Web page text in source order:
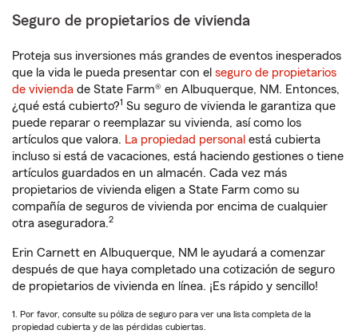
Seguro de propietarios de vivienda
Proteja sus inversiones más grandes de eventos inesperados
que la vida le pueda presentar con el seguro de propietarios
de vivienda de State Farm® en Albuquerque, NM. Entonces,
¿qué está cubierto?1 Su seguro de vivienda le garantiza que
puede reparar o reemplazar su vivienda, así como los
artículos que valora. La propiedad personal está cubierta
incluso si está de vacaciones, está haciendo gestiones o tiene
artículos guardados en un almacén. Cada vez más
propietarios de vivienda eligen a State Farm como su
compañía de seguros de vivienda por encima de cualquier
otra aseguradora.2
Erin Carnett en Albuquerque, NM le ayudará a comenzar
después de que haya completado una cotización de seguro
de propietarios de vivienda en línea. ¡Es rápido y sencillo!
1. Por favor, consulte su póliza de seguro para ver una lista completa de la
propiedad cubierta y de las pérdidas cubiertas.